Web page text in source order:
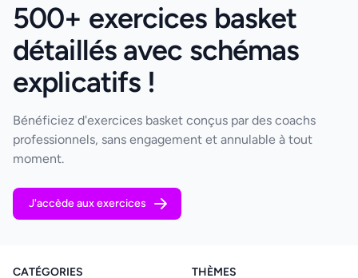
500+ exercices basket
détaillés avec schémas
explicatifs !
Bénéficiez d'exercices basket conçus par des coachs
professionnels, sans engagement et annulable à tout
moment.
J'accède aux exercices
CATÉGORIES THÈMES